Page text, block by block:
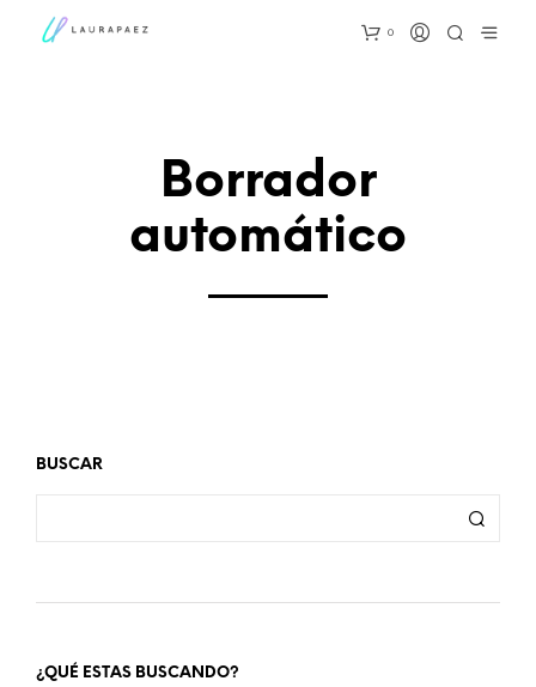
0
Borrador
automático
BUSCAR
¿QUÉ ESTAS BUSCANDO?